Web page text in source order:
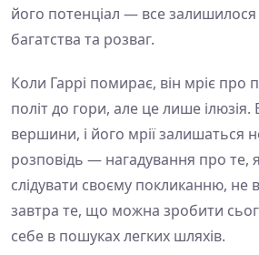
його потенціал — все залишилося
багатства та розваг.
Коли Гаррі помирає, він мріє про
політ до гори, але це лише ілюзія.
вершини, і його мрії залишаться
розповідь — нагадування про те,
слідувати своєму покликанню, не
завтра те, що можна зробити
себе в пошуках легких шляхів.